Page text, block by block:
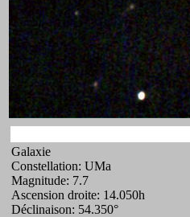
Galaxie
Constellation: UMa
Magnitude: 7.7
Ascension droite: 14.050h
Déclinaison: 54.350°